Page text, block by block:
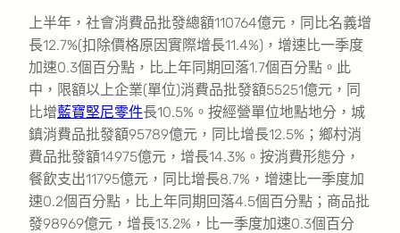
上半年，社會消費品批發總額110764億元，同比名義增
長12.7%(扣除價格原因實際增長11.4%)，增速比一季度
加速0.3個百分點，比上年同期回落1.7個百分點。此
中，限額以上企業(單位)消費品批發額55251億元，同
比增藍寶堅尼零件長10.5%。按經營單位地點地分，城
鎮消費品批發額95789億元，同比增長12.5%；鄉村消
費品批發額14975億元，增長14.3%。按消費形態分，
餐飲支出11795億元，同比增長8.7%，增速比一季度加
速0.2個百分點，比上年同期回落4.5個百分點；商品批
發98969億元，增長13.2%，比一季度加速0.3個百分